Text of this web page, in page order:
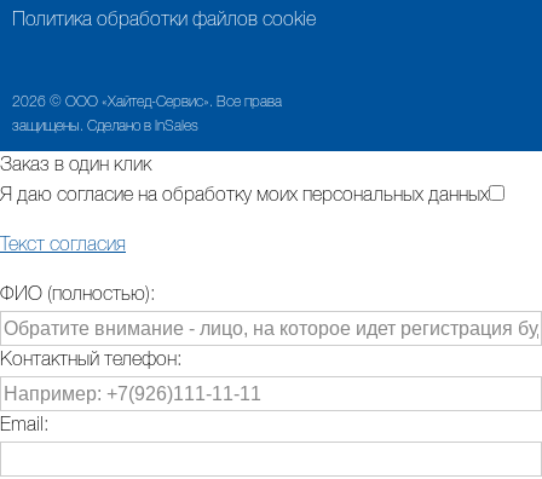
2026 © ООО «Хайтед-Сервис». Все права
защищены. Сделано в InSales
Политика обработки файлов cookie
Заказ в один клик
Я даю согласие на обработку моих персональных данных
Текст согласия
ФИО (полностью):
Контактный телефон:
Email: